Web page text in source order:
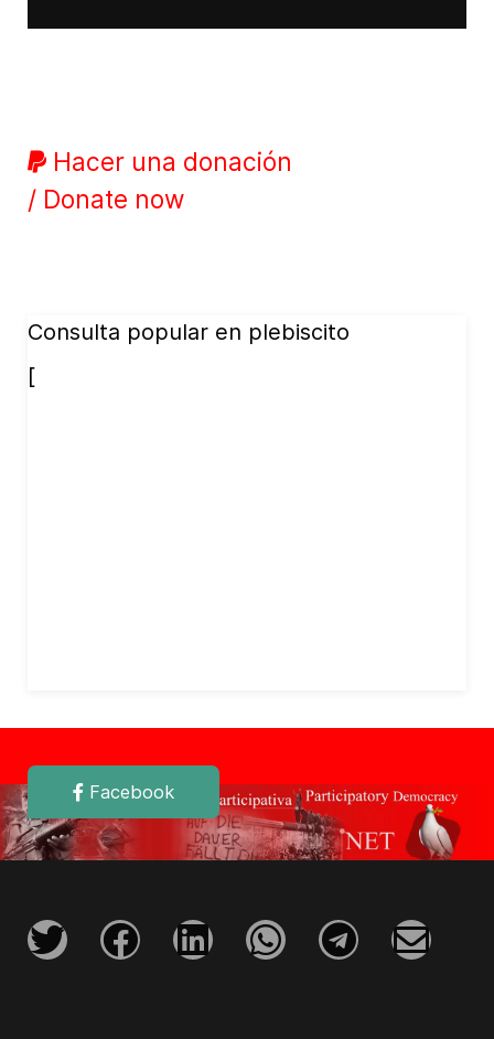
Hacer una donación
/ Donate now
Consulta popular en plebiscito
[
Facebook